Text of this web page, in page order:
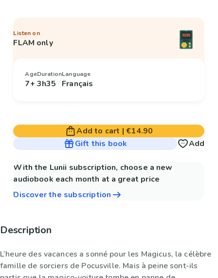
Listen on
FLAM only
Age
7+
Duration
3h35
Language
Français
Add to cart | €14.90
Gift this book
Add
With the Lunii subscription, choose a new
audiobook each month at a great price
Discover the subscription
Description
L’heure des vacances a sonné pour les Magicus, la célèbre
famille de sorciers de Pocusville. Mais à peine sont-ils